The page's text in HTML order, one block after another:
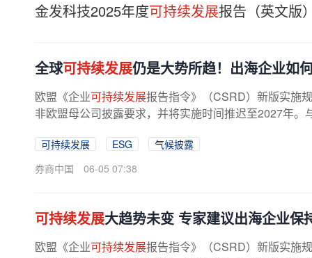
金发科技2025年度可持续发展报告（英文版
全球可持续发展仍是大势所趋！出海企业如
欧盟《企业可持续发展报告指令》（CSRD）新版实施
非欧盟母公司披露要求，并将实施时间推迟至2027年
可持续发展 ESG
气候披露
券商中国
06-05 07:38
可持续发展大趋势未变 专家建议出海企业保
欧盟《企业可持续发展报告指令》（CSRD）新版实施